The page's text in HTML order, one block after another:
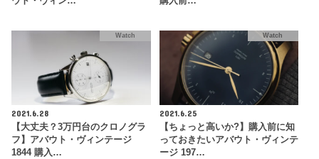
Watch
2021.6.28
【大丈夫？3万円台のクロノグラ
フ】アバウト・ヴィンテージ
1844 購入…
Watch
2021.6.25
【ちょっと高いか?】購入前に知
っておきたいアバウト・ヴィンテ
ージ 197…